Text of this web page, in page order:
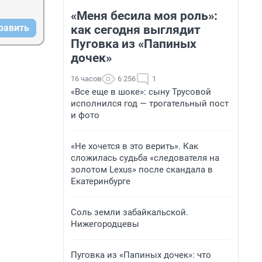
«Меня бесила моя роль»:
как сегодня выглядит
Пуговка из «Папиных
дочек»
16 часов 6 256 1
«Все еще в шоке»: сыну Трусовой
исполнился год — трогательный пост
и фото
«Не хочется в это верить». Как
сложилась судьба «следователя на
золотом Lexus» после скандала в
Екатеринбурге
Соль земли забайкальской.
Нижегородцевы
Пуговка из «Папиных дочек»: что